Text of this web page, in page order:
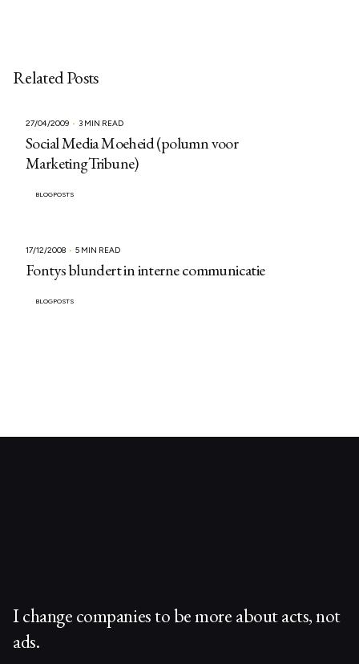
Related Posts
27/04/2009 3 MIN READ
Social Media Moeheid (polumn voor
MarketingTribune)
BLOGPOSTS
17/12/2008 5 MIN READ
Fontys blundert in interne communicatie
BLOGPOSTS
I change companies to be more about acts, not
ads.